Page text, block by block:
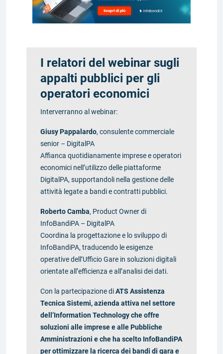
I relatori del webinar sugli
appalti pubblici per gli
operatori economici
Interverranno al webinar:
Giusy Pappalardo, consulente commerciale
senior – DigitalPA
Affianca quotidianamente imprese e operatori
economici nell’utilizzo delle piattaforme
DigitalPA, supportandoli nella gestione delle
attività legate a bandi e contratti pubblici.
Roberto Camba, Product Owner di
InfoBandiPA – DigitalPA
Coordina la progettazione e lo sviluppo di
InfoBandiPA, traducendo le esigenze
operative dell’Ufficio Gare in soluzioni digitali
orientate all’efficienza e all’analisi dei dati.
Con la partecipazione diATS Assistenza
Tecnica Sistemi, azienda attiva nel settore
dell’Information Technology che offre
soluzioni alle imprese e alle Pubbliche
Amministrazioni e che ha scelto InfoBandiPA
per ottimizzare la ricerca dei bandi di gara e